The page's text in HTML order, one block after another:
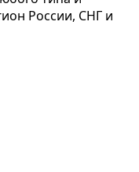
России, СНГ и